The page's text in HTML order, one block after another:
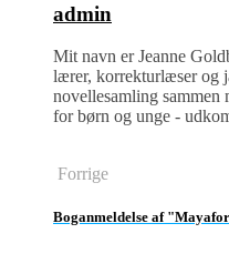
admin
Mit navn er Jeanne
lærer, korrekturlæser og
novellesamling
for børn og unge -
Forrige
Boganmeldelse af